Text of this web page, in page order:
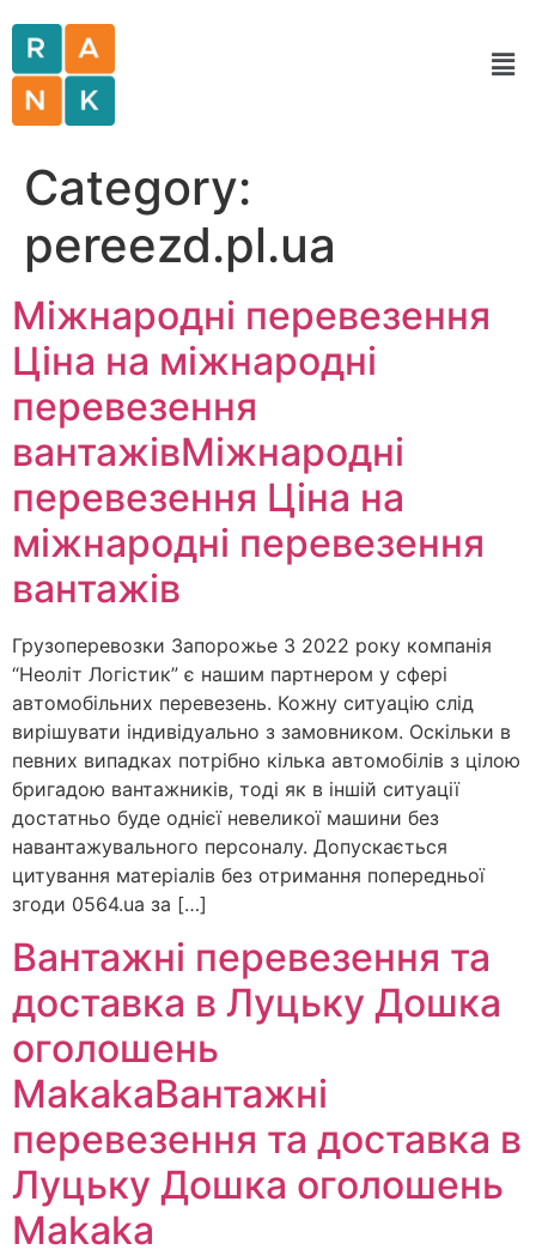
Category:
pereezd.pl.ua
Міжнародні перевезення
Ціна на міжнародні
перевезення
вантажівМіжнародні
перевезення Ціна на
міжнародні перевезення
вантажів
Грузоперевозки Запорожье З 2022 року компанія
“Неоліт Логістик” є нашим партнером у сфері
автомобільних перевезень. Кожну ситуацію слід
вирішувати індивідуально з замовником. Оскільки в
певних випадках потрібно кілька автомобілів з цілою
бригадою вантажників, тоді як в іншій ситуації
достатньо буде однієї невеликої машини без
навантажувального персоналу. Допускається
цитування матеріалів без отримання попередньої
згоди 0564.ua за […]
Вантажні перевезення та
доставка в Луцьку Дошка
оголошень
MakakaВантажні
перевезення та доставка в
Луцьку Дошка оголошень
Makaka